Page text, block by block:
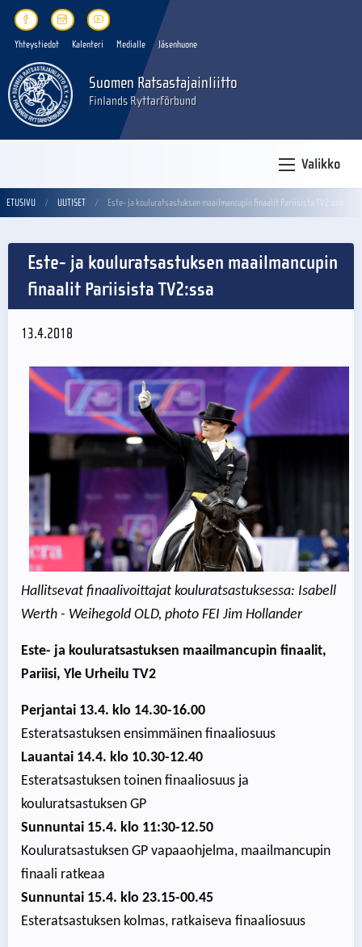
Yhteystiedot Kalenteri Medialle Jäsenhuone
Suomen Ratsastajainliitto
Finlands Ryttarförbund
Valikko
ETUSIVU UUTISET Este- ja kouluratsastuksen maailmancupin finaalit Pariisista TV2:ssa
Este- ja kouluratsastuksen maailmancupin
finaalit Pariisista TV2:ssa
13.4.2018
Hallitsevat finaalivoittajat kouluratsastuksessa: Isabell
Werth - Weihegold OLD, photo FEI Jim Hollander
Este- ja kouluratsastuksen maailmancupin finaalit,
Pariisi, Yle Urheilu TV2
Perjantai 13.4. klo 14.30-16.00
Esteratsastuksen ensimmäinen finaaliosuus
Lauantai 14.4. klo 10.30-12.40
Esteratsastuksen toinen finaaliosuus ja
kouluratsastuksen GP
Sunnuntai 15.4. klo 11:30-12.50
Kouluratsastuksen GP vapaaohjelma, maailmancupin
finaali ratkeaa
Sunnuntai 15.4. klo 23.15-00.45
Esteratsastuksen kolmas, ratkaiseva finaaliosuus